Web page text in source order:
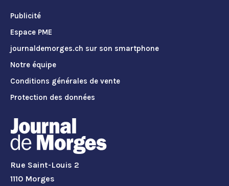
Publicité
Espace PME
journaldemorges.ch sur son smartphone
Notre équipe
Conditions générales de vente
Protection des données
Rue Saint-Louis 2
1110 Morges